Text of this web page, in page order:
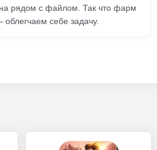
рядом с файлом. Так что фарм
себе задачу.